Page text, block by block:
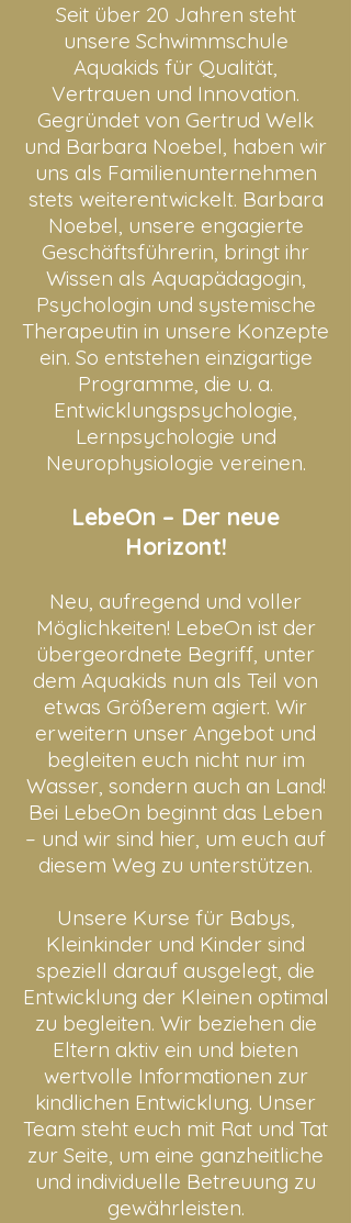
Seit über 20 Jahren steht
unsere Schwimmschule
Aquakids für Qualität,
Vertrauen und Innovation.
Gegründet von Gertrud Welk
und Barbara Noebel, haben wir
uns als Familienunternehmen
stets weiterentwickelt. Barbara
Noebel, unsere engagierte
Geschäftsführerin, bringt ihr
Wissen als Aquapädagogin,
Psychologin und systemische
Therapeutin in unsere Konzepte
ein. So entstehen einzigartige
Programme, die u. a.
Entwicklungspsychologie,
Lernpsychologie und
Neurophysiologie vereinen.
LebeOn – Der neue
Horizont!
Neu, aufregend und voller
Möglichkeiten! LebeOn ist der
übergeordnete Begriff, unter
dem Aquakids nun als Teil von
etwas Größerem agiert. Wir
erweitern unser Angebot und
begleiten euch nicht nur im
Wasser, sondern auch an Land!
Bei LebeOn beginnt das Leben
– und wir sind hier, um euch auf
diesem Weg zu unterstützen.
Unsere Kurse für Babys,
Kleinkinder und Kinder sind
speziell darauf ausgelegt, die
Entwicklung der Kleinen optimal
zu begleiten. Wir beziehen die
Eltern aktiv ein und bieten
wertvolle Informationen zur
kindlichen Entwicklung. Unser
Team steht euch mit Rat und Tat
zur Seite, um eine ganzheitliche
und individuelle Betreuung zu
gewährleisten.